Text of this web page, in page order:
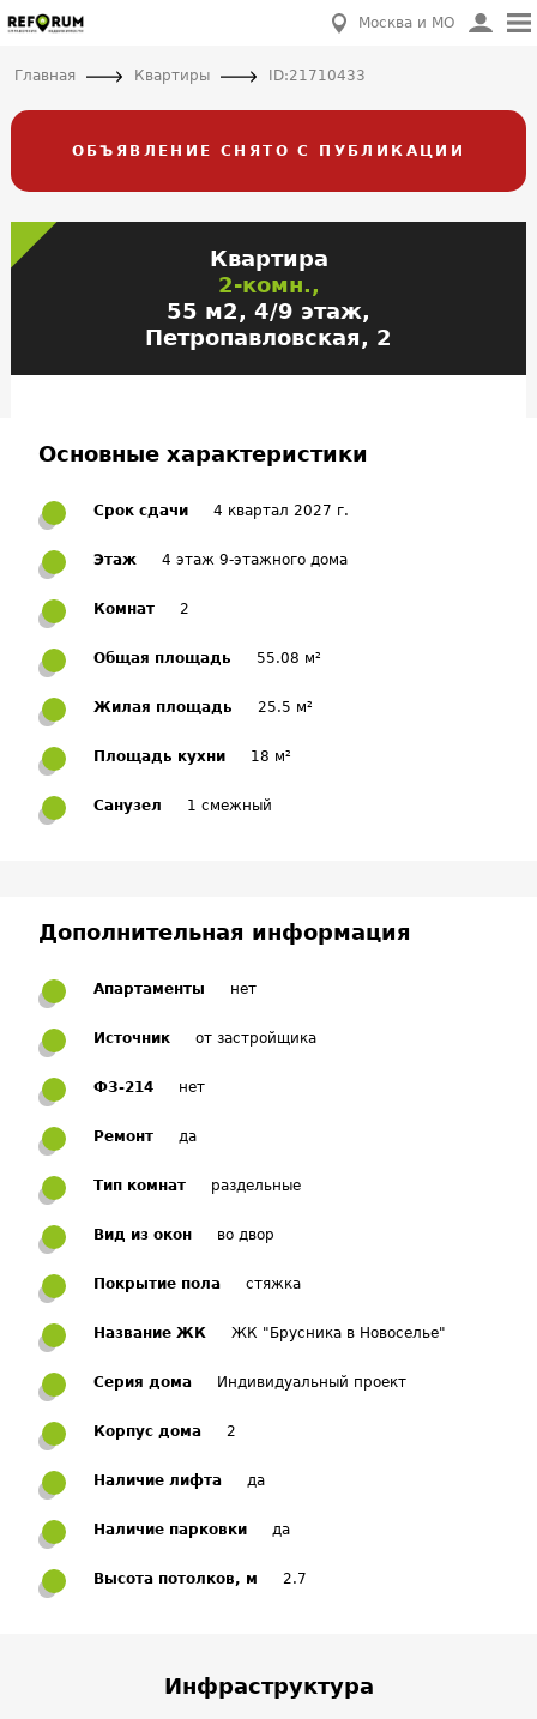
Москва и МО
Главная Квартиры ID:21710433
ОБЪЯВЛЕНИЕ СНЯТО С ПУБЛИКАЦИИ
Квартира
2-комн.,
55 м2, 4/9 этаж,
Петропавловская, 2
Основные характеристики
Срок сдачи 4 квартал 2027 г.
Этаж 4 этаж 9-этажного дома
Комнат 2
Общая площадь 55.08 м²
Жилая площадь 25.5 м²
Площадь кухни 18 м²
Санузел 1 смежный
Дополнительная информация
Апартаменты нет
Источник от застройщика
ФЗ-214 нет
Ремонт да
Тип комнат раздельные
Вид из окон во двор
Покрытие пола стяжка
Название ЖК ЖК "Брусника в Новоселье"
Серия дома Индивидуальный проект
Корпус дома 2
Наличие лифта да
Наличие парковки да
Высота потолков, м 2.7
Инфраструктура